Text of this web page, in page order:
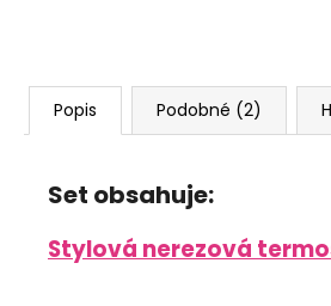
Popis Podobné (2)
Set obsahuje:
Stylová nerezová